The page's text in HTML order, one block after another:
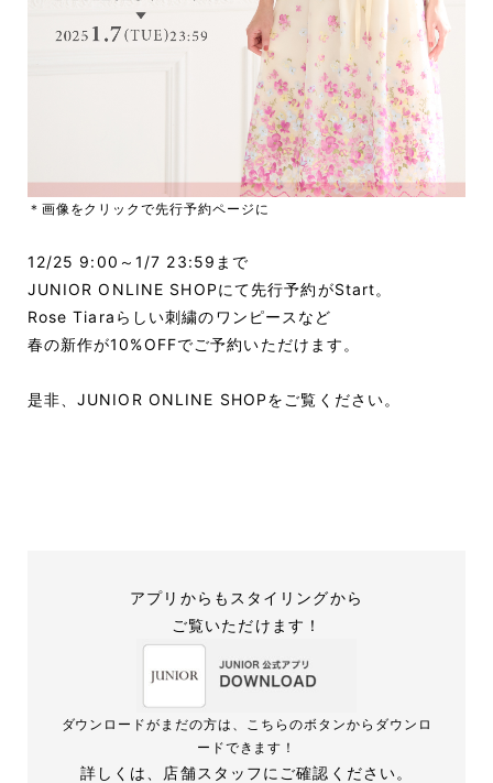
＊画像をクリックで先行予約ページに
12/25 9:00～1/7 23:59まで
JUNIOR ONLINE SHOPにて先行予約がStart。
Rose Tiaraらしい刺繍のワンピースなど
春の新作が10%OFFでご予約いただけます。
是非、JUNIOR ONLINE SHOPをご覧ください。
アプリからもスタイリングから
ご覧いただけます！
ダウンロードがまだの方は、こちらのボタンからダウンロ
ードできます！
詳しくは、店舗スタッフにご確認ください。